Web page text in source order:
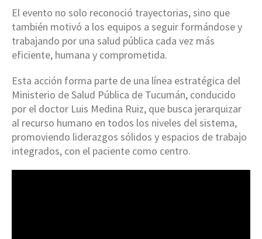
El evento no solo reconoció trayectorias, sino que
también motivó a los equipos a seguir formándose y
trabajando por una salud pública cada vez más
eficiente, humana y comprometida.
Esta acción forma parte de una línea estratégica del
Ministerio de Salud Pública de Tucumán, conducido
por el doctor Luis Medina Ruiz, que busca jerarquizar
al recurso humano en todos los niveles del sistema,
promoviendo liderazgos sólidos y espacios de trabajo
integrados, con el paciente como centro.